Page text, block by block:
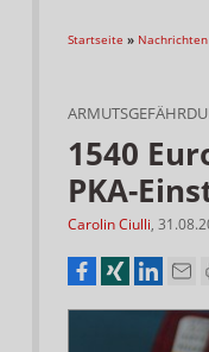
Startseite » Nachrichten
1540
PKA-
Carolin Ciulli,